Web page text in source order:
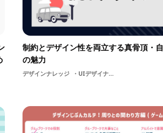
制約とデザイン性を両立する真骨頂・
の魅力
デザインナレッジ UIデザイナー業界研究自動車業界GUI